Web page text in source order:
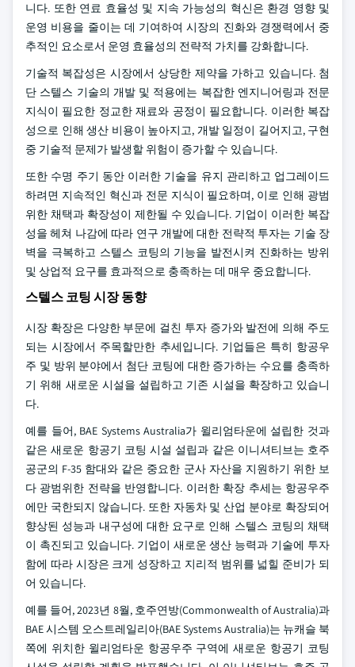
니다. 또한 연료 효율성 및 지속 가능성의 혁신은 환경 영향 및
운영 비용을 줄이는 데 기여하여 시장의 진화와 경쟁력에서 중
추적인 요소로서 운영 효율성의 전략적 가치를 강화합니다.
기술적 복잡성은 시장에서 상당한 제약을 가하고 있습니다. 첨
단 스텔스 기술의 개발 및 적용에는 복잡한 엔지니어링과 전문
지식이 필요한 정교한 재료와 공정이 필요합니다. 이러한 복잡
성으로 인해 생산 비용이 높아지고, 개발 일정이 길어지고, 구현
중 기술적 문제가 발생할 위험이 증가할 수 있습니다.
또한 수명 주기 동안 이러한 기술을 유지 관리하고 업그레이드
하려면 지속적인 혁신과 전문 지식이 필요하며, 이로 인해 광범
위한 채택과 확장성이 제한될 수 있습니다. 기업이 이러한 복잡
성을 헤쳐 나감에 따라 연구 개발에 대한 전략적 투자는 기술 장
벽을 극복하고 스텔스 코팅의 기능을 발전시켜 진화하는 방위
및 상업적 요구를 효과적으로 충족하는 데 매우 중요합니다.
스텔스 코팅 시장 동향
시장 확장은 다양한 부문에 걸친 투자 증가와 발전에 의해 주도
되는 시장에서 주목할만한 추세입니다. 기업들은 특히 항공우
주 및 방위 분야에서 첨단 코팅에 대한 증가하는 수요를 충족하
기 위해 새로운 시설을 설립하고 기존 시설을 확장하고 있습니
다.
예를 들어, BAE Systems Australia가 윌리엄타운에 설립한 것과
같은 새로운 항공기 코팅 시설 설립과 같은 이니셔티브는 호주
공군의 F-35 함대와 같은 중요한 군사 자산을 지원하기 위한 보
다 광범위한 전략을 반영합니다. 이러한 확장 추세는 항공우주
에만 국한되지 않습니다. 또한 자동차 및 산업 분야로 확장되어
향상된 성능과 내구성에 대한 요구로 인해 스텔스 코팅의 채택
이 촉진되고 있습니다. 기업이 새로운 생산 능력과 기술에 투자
함에 따라 시장은 크게 성장하고 지리적 범위를 넓힐 준비가 되
어 있습니다.
예를 들어, 2023년 8월, 호주연방(Commonwealth of Australia)과
BAE 시스템 오스트레일리아(BAE Systems Australia)는 뉴캐슬 북
쪽에 위치한 윌리엄타운 항공우주 구역에 새로운 항공기 코팅